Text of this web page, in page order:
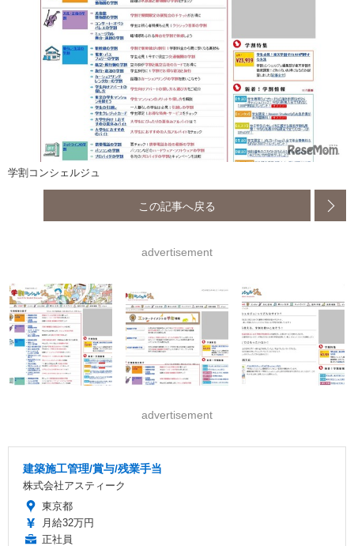
学割コンシェルジュ
この記事へ戻る
advertisement
advertisement
建築施工管理/賞与/残業手当
株式会社アスティーク
東京都
月給32万円
正社員